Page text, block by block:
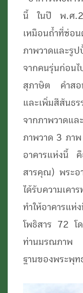
นี้ ในปี พ.ศ
เหมือนถ้ำที่ซ่อ
ภาพวาดและรู
จากคนรุ่นก่อน
สุภาษิต คำสอ
และเพิ่มสีสันธ
จากภาพวาดแ
ภาพวาด 3 ภาพ
อาคารแห่งนี้
สารคุณ) พระอ
ได้รับความเคา
ทำให้อาคารแ
โพธิสาร 72 โ
ท่านมรณภาพ
ฐานของพระพุ